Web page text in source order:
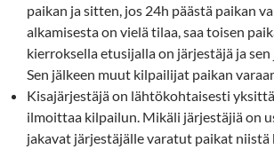
paikan ja sitten, jos 24h päästä paikan
alkamisesta on vielä tilaa, saa toisen
kierroksella etusijalla on järjestäjä ja sen
Sen jälkeen muut kilpailijat paikan
Kisajärjestäjä on lähtökohtaisesti
ilmoittaa kilpailun. Mikäli järjestäjiä on
jakavat järjestäjälle varatut paikat niistä